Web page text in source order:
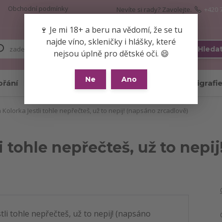
🍷 Je mi 18+ a beru na vědomí, že se tu
najde víno, skleničky i hlášky, které
nejsou úplně pro dětské oči. 😄
Ne Ano
Obchodní podmínky Nevíte si rady? Zavolejte. +420
Skleničky Hrnky Kaligrafie
Jestli tohle nepřečteš, už to nepij! (napsáno zrcadlově)
tohle nepřečteš, už to